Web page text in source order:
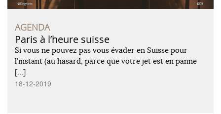
AGENDA
Paris à l’heure suisse
Si vous ne pouvez pas vous évader en Suisse pour
l’instant (au hasard, parce que votre jet est en panne
[…]
18-12-2019